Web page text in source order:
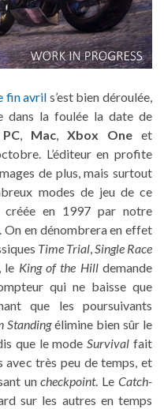
fin avril s’est bien déroulée,
dans la foulée la date de
PC, Mac, Xbox Oneet
L’éditeur en profite
de plus, mais surtout
modes de jeu de ce
créée en 1997 par notre
. On en dénombrera en effet
Time Trial,Single Race
le King of the Hilldemande
qui ne baisse que
que les poursuivants
Standingélimine bien sûr le
que le modeSurvival fait
avec très peu de temps, et
uncheckpoint. LeCatch-
sur les autres en temps